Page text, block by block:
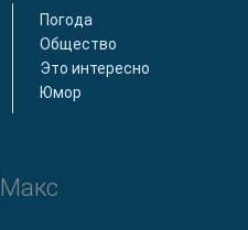
Погода
Общество
Это интересно
Юмор
Макс